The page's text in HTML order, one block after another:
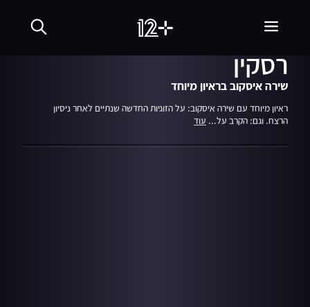
חדשות הבוקר עם ניב
רסקין
שירה איסקוב בראיון מיוחד
ראיון מיוחד עם שירה איסקוב: על הזוגיות החדשה שנתיים לאחר ניסיון
הרצח. וגם: הקרב על... עוד